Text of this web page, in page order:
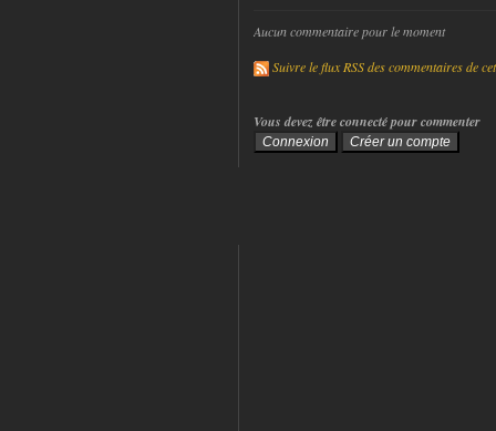
Aucun commentaire pour le moment
Suivre le flux RSS des commentaires de
Vous devez être connecté pour commenter